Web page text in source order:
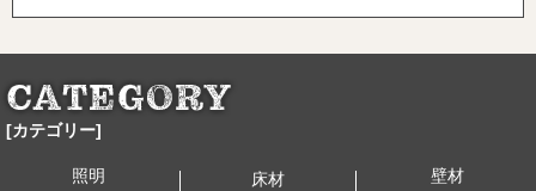
[カテゴリー]
照明 床材 壁材